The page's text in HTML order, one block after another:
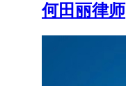
何田丽律师